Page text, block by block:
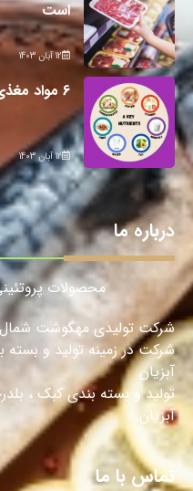
است
12 آبان 1403
6 مواد مغذی ضروری برای بدن چیست؟
12 آبان 1403
درباره ما
محصولات
شرکت تولیدی مهگوشت شمال،
شرکت در زمینه تولید و
آبزیان
تولید و بسته بندی کبک ،
آبزیان.
تماس با ما